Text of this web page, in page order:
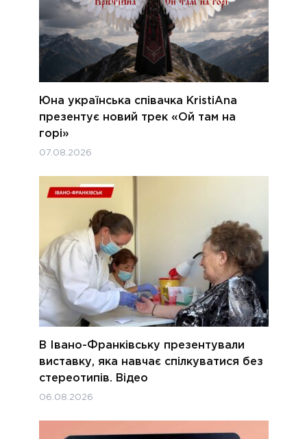
Юна українська співачка KristiAna
презентує новий трек «Ой там на
горі»
07.08.2026
В Івано-Франківську презентували
виставку, яка навчає спілкуватися без
стереотипів. Відео
06.08.2026